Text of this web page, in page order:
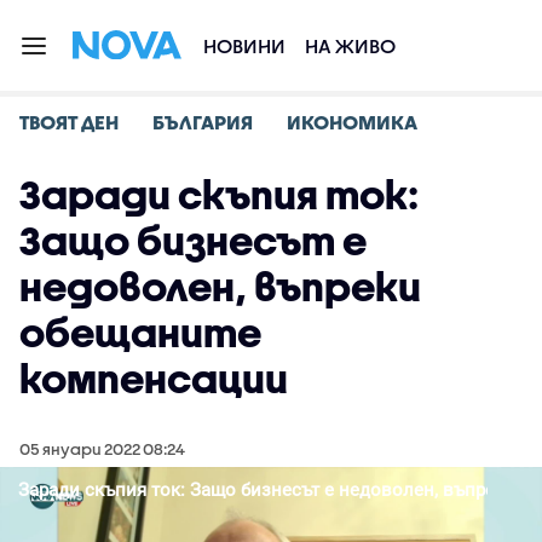
НОВИНИ НА ЖИВО
ТВОЯТ ДЕН БЪЛГАРИЯ ИКОНОМИКА
Заради скъпия ток:
Защо бизнесът е
недоволен, въпреки
обещаните
компенсации
05 януари 2022 08:24